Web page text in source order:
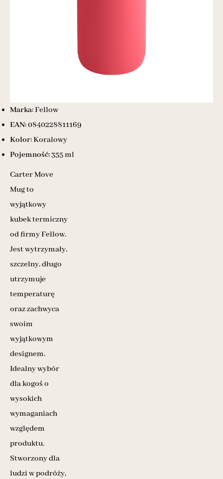
Marka:Fellow
EAN:0840228811169
Kolor:Koralowy
Pojemność:355 ml
Carter Move
Mug to
wyjątkowy
kubek termiczny
od firmy Fellow.
Jest wytrzymały,
szczelny, długo
utrzymuje
temperaturę
oraz zachwyca
swoim
wyjątkowym
designem.
Idealny wybór
dla kogoś o
wysokich
wymaganiach
względem
produktu.
Stworzony dla
ludzi w podróży,